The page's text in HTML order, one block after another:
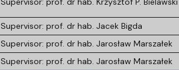
Supervisor: prof. dr hab. Jacek Bigda
Supervisor: prof. dr hab. Jarosław Marszałek
Supervisor: prof. dr hab. Jarosław Marszałek